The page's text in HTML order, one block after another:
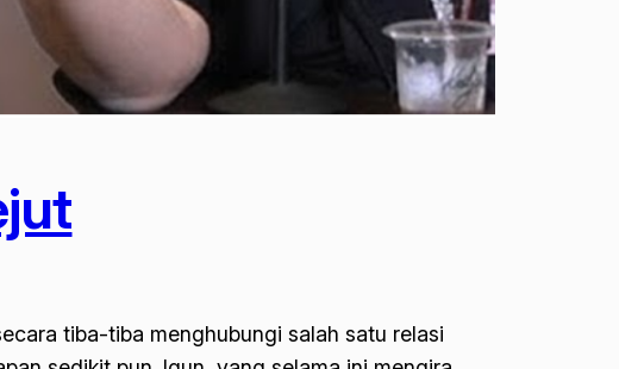
tiba-tiba menghubungi salah satu relasi